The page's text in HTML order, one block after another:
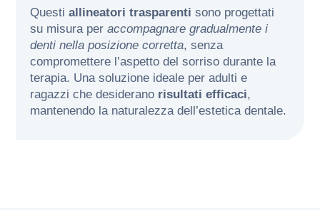
Questiallineatori trasparenti sono progettati
su misura peraccompagnare gradualmente i
denti nella posizione corretta, senza
compromettere l’aspetto del sorriso durante la
terapia. Una soluzione ideale per adulti e
ragazzi che desiderano risultati efficaci,
mantenendo la naturalezza dell’estetica dentale.